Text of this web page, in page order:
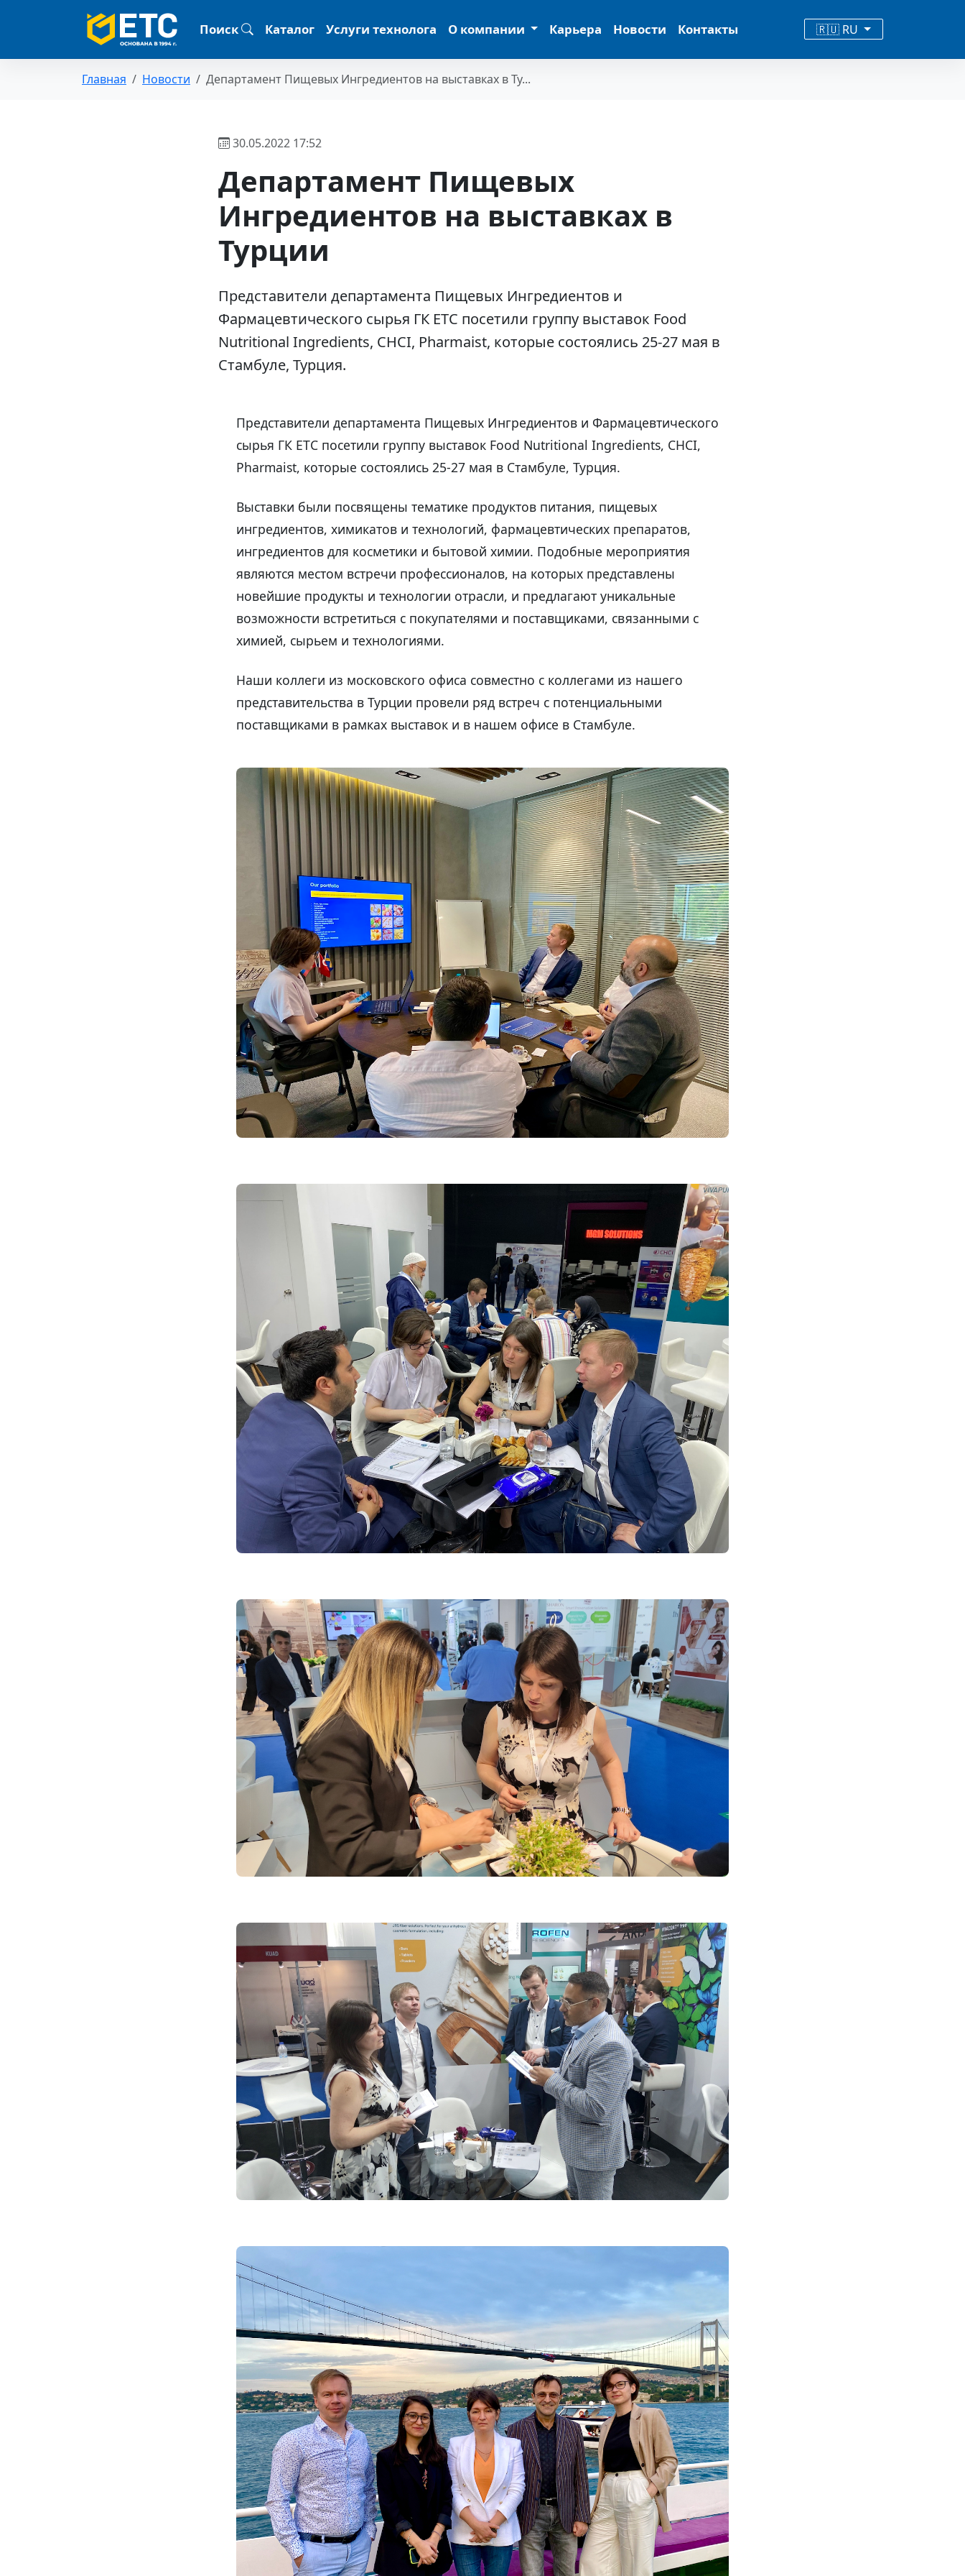
Поиск Каталог Услуги технолога О компании Карьера Новости Контакты 🇷🇺 RU
Главная Новости Департамент Пищевых Ингредиентов на выставках в Ту...
30.05.2022 17:52
Департамент Пищевых
Ингредиентов на выставках в
Турции
Представители департамента Пищевых Ингредиентов и
Фармацевтического сырья ГК ЕТС посетили группу выставок Food
Nutritional Ingredients, CHCI, Pharmaist, которые состоялись 25-27 мая в
Стамбуле, Турция.
Представители департамента Пищевых Ингредиентов и Фармацевтического
сырья ГК ЕТС посетили группу выставок Food Nutritional Ingredients, CHCI,
Pharmaist, которые состоялись 25-27 мая в Стамбуле, Турция.
Выставки были посвящены тематике продуктов питания, пищевых
ингредиентов, химикатов и технологий, фармацевтических препаратов,
ингредиентов для косметики и бытовой химии. Подобные мероприятия
являются местом встречи профессионалов, на которых представлены
новейшие продукты и технологии отрасли, и предлагают уникальные
возможности встретиться с покупателями и поставщиками, связанными с
химией, сырьем и технологиями.
Наши коллеги из московского офиса совместно с коллегами из нашего
представительства в Турции провели ряд встреч с потенциальными
поставщиками в рамках выставок и в нашем офисе в Стамбуле.